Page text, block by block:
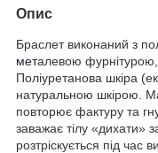
Опис
Браслет виконаний з
металевою фурнітурою,
Поліуретанова шкіра
натуральною шкірою.
повторює фактуру та
заважає тілу «дихати»
розтріскується під час